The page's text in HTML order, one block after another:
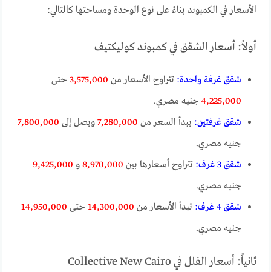
الأسعار في الكمبوند بناءً على نوع الوحدة ومساحتها كالتالي:
أولاً: أسعار الشقق في كمبوند كوليكتيف
شقق غرفة واحدة: تتراوح الأسعار من 3,575,000 حتى
4,225,000 جنيه مصري.
شقق غرفتين: يبدأ السعر من 7,280,000 ويصل إلى 7,800,000
جنيه مصري.
شقق 3 غرف:
تتراوح أسعارها بين 8,970,000 و 9,425,000
جنيه مصري.
شقق 4 غرف:
تبدأ الأسعار من 14,300,000 حتى 14,950,000
جنيه مصري.
ثانياً: أسعار الفلل في Collective New Cairo